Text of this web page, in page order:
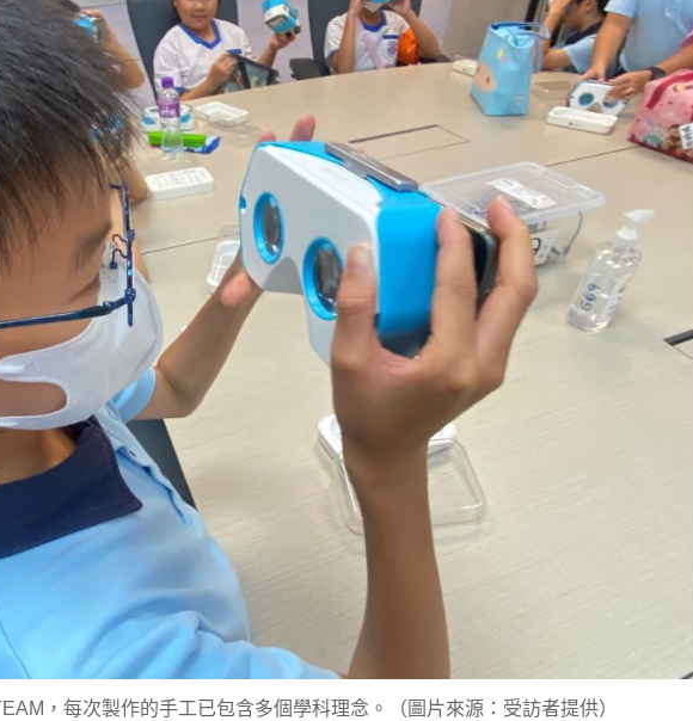
，每次製作的手工已包含多個學科理念。（圖片來源：受訪者提供）